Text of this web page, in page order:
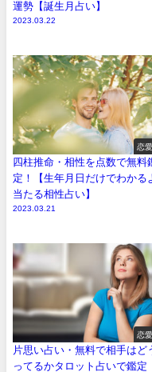
運勢【誕生月占い】
2023.03.22
恋
四柱推命・相性を点数で無料
定！【生年月日だけでわかる
当たる相性占い】
2023.03.21
恋
片思い占い・無料で相手はど
ってるかタロット占いで鑑定